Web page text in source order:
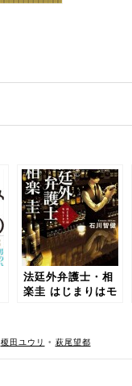
法廷外弁護士・相
楽圭 はじまりはモ
榎田ユウリ • 萩尾望都